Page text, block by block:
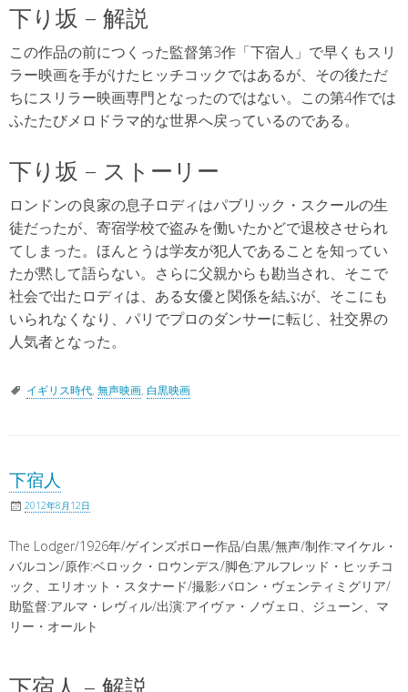
下り坂 – 解説
この作品の前につくった監督第3作「下宿人」で早くもスリ
ラー映画を手がけたヒッチコックではあるが、その後ただ
ちにスリラー映画専門となったのではない。この第4作では
ふたたびメロドラマ的な世界へ戻っているのである。
下り坂 – ストーリー
ロンドンの良家の息子ロディはパブリック・スクールの生
徒だったが、寄宿学校で盗みを働いたかどで退校させられ
てしまった。ほんとうは学友が犯人であることを知ってい
たが黙して語らない。さらに父親からも勘当され、そこで
社会で出たロディは、ある女優と関係を結ぶが、そこにも
いられなくなり、パリでプロのダンサーに転じ、社交界の
人気者となった。
イギリス時代, 無声映画, 白黒映画
下宿人
2012年8月12日
The Lodger/1926年/ゲインズボロー作品/白黒/無声/制作:マイケル・
バルコン/原作:ベロック・ロウンデス/脚色:アルフレッド・ヒッチコ
ック、エリオット・スタナード/撮影:バロン・ヴェンティミグリア/
助監督:アルマ・レヴィル/出演:アイヴァ・ノヴェロ、ジューン、マ
リー・オールト